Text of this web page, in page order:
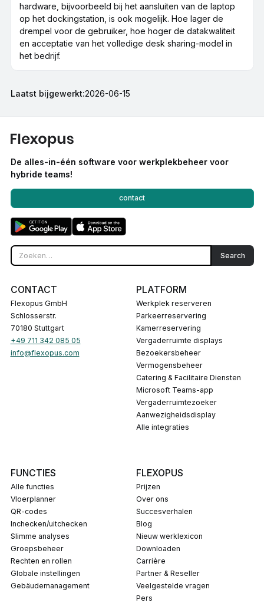
hardware, bijvoorbeeld bij het aansluiten van de laptop
op het dockingstation, is ook mogelijk. Hoe lager de
drempel voor de gebruiker, hoe hoger de datakwaliteit
en acceptatie van het volledige desk sharing-model in
het bedrijf.
Laatst bijgewerkt:2026-06-15
De alles-in-één software voor werkplekbeheer voor
hybride teams!
contact
CONTACT
Flexopus GmbH
Schlosserstr.
70180 Stuttgart
+49 711 342 085 05
info@flexopus.com
PLATFORM
Werkplek reserveren
Parkeerreservering
Kamerreservering
Vergaderruimte displays
Bezoekersbeheer
Vermogensbeheer
Catering & Facilitaire Diensten
Microsoft Teams-app
Vergaderruimtezoeker
Aanwezigheidsdisplay
Alle integraties
FUNCTIES
Alle functies
Vloerplanner
QR-codes
Inchecken/uitchecken
Slimme analyses
Groepsbeheer
Rechten en rollen
Globale instellingen
Gebäudemanagement
FLEXOPUS
Prijzen
Over ons
Succesverhalen
Blog
Nieuw werklexicon
Downloaden
carrière
Partner & Reseller
Veelgestelde vragen
pers